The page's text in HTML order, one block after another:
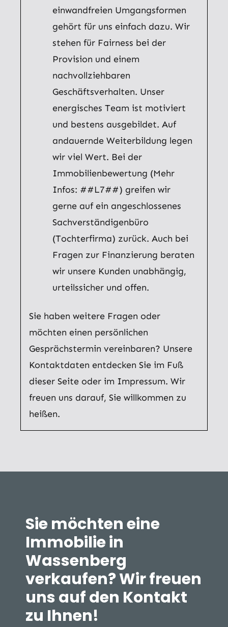
einwandfreien Umgangsformen
gehört für uns einfach dazu. Wir
stehen für Fairness bei der
Provision und einem
nachvollziehbaren
Geschäftsverhalten. Unser
energisches Team ist motiviert
und bestens ausgebildet. Auf
andauernde Weiterbildung legen
wir viel Wert. Bei der
Immobilienbewertung (Mehr
Infos: ##L7##) greifen wir
gerne auf ein angeschlossenes
Sachverständigenbüro
(Tochterfirma) zurück. Auch bei
Fragen zur Finanzierung beraten
wir unsere Kunden unabhängig,
urteilssicher und offen.
Sie haben weitere Fragen oder
möchten einen persönlichen
Gesprächstermin vereinbaren? Unsere
Kontaktdaten entdecken Sie im Fuß
dieser Seite oder im Impressum. Wir
freuen uns darauf, Sie willkommen zu
heißen.
Sie möchten eine
Immobilie in
Wassenberg
verkaufen? Wir freuen
uns auf den Kontakt
zu Ihnen!